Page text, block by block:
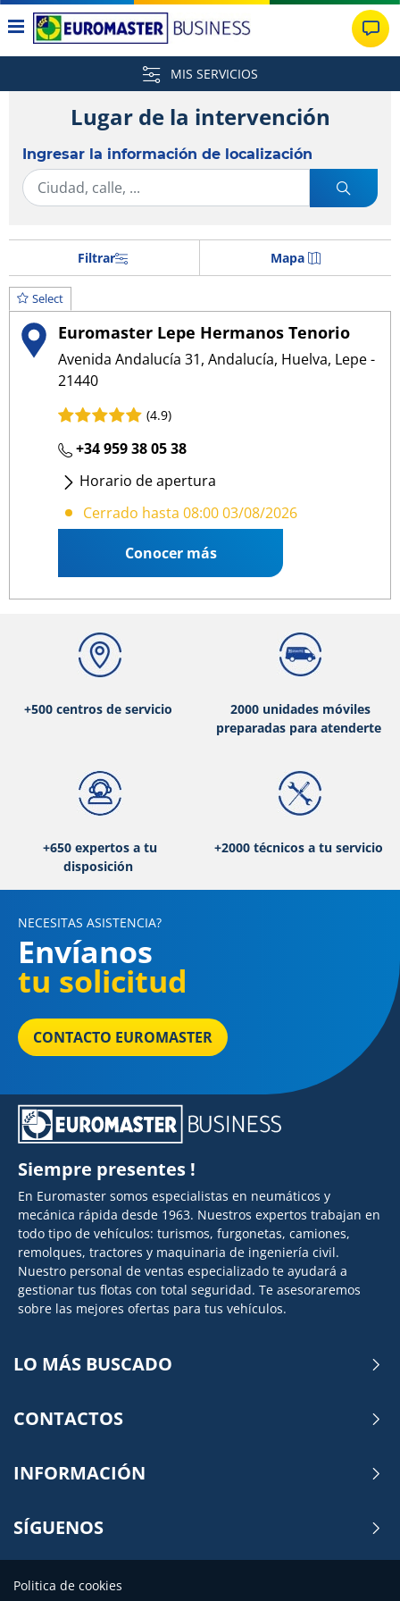
MIS SERVICIOS
Lugar de la intervención
Ingresar la información de localización
Filtrar Mapa
Select
Euromaster Lepe Hermanos Tenorio
Avenida Andalucía 31, Andalucía, Huelva, Lepe -
21440
(4.9)
+34 959 38 05 38
Horario de apertura
Lunes - Viernes: 08:00 15:00
Cerrado hasta 08:00 03/08/2026
Conocer más
+500 centros de servicio
2000 unidades móviles
preparadas para atenderte
+650 expertos a tu
disposición
+2000 técnicos a tu servicio
NECESITAS ASISTENCIA?
Envíanos
tu solicitud
CONTACTO EUROMASTER
Siempre presentes !
En Euromaster somos especialistas en neumáticos y
mecánica rápida desde 1963. Nuestros expertos trabajan en
todo tipo de vehículos: turismos, furgonetas, camiones,
remolques, tractores y maquinaria de ingeniería civil.
Nuestro personal de ventas especializado te ayudará a
gestionar tus flotas con total seguridad. Te asesoraremos
sobre las mejores ofertas para tus vehículos.
LO MÁS BUSCADO
CONTACTOS
INFORMACIÓN
SÍGUENOS
Politica de cookies